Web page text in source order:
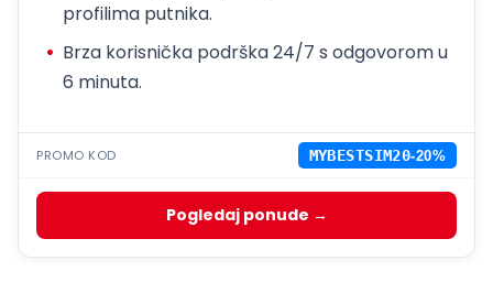
profilima putnika.
Brza korisnička podrška 24/7 s odgovorom u
6 minuta.
PROMO KOD MYBESTSIM20-20%
Pogledaj ponude →